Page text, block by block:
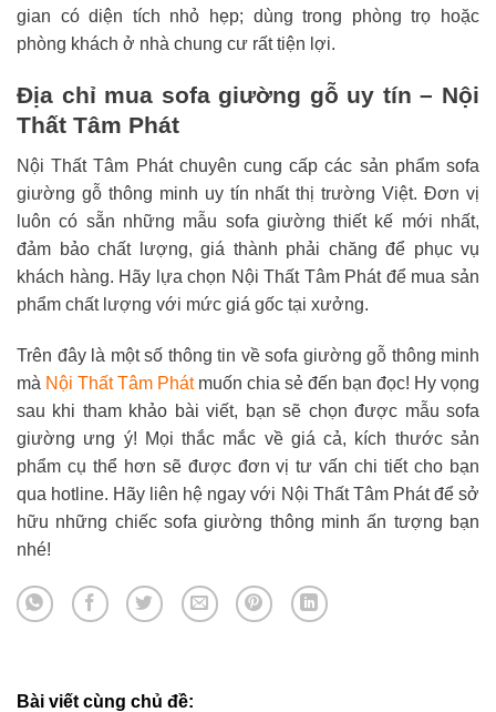
gian có diện tích nhỏ hẹp; dùng trong phòng trọ hoặc
phòng khách ở nhà chung cư rất tiện lợi.
Địa chỉ mua sofa giường gỗ uy tín – Nội
Thất Tâm Phát
Nội Thất Tâm Phát chuyên cung cấp các sản phẩm sofa
giường gỗ thông minh uy tín nhất thị trường Việt. Đơn vị
luôn có sẵn những mẫu sofa giường thiết kế mới nhất,
đảm bảo chất lượng, giá thành phải chăng để phục vụ
khách hàng. Hãy lựa chọn Nội Thất Tâm Phát để mua sản
phẩm chất lượng với mức giá gốc tại xưởng.
Trên đây là một số thông tin về sofa giường gỗ thông minh
mà Nội Thất Tâm Phátmuốn chia sẻ đến bạn đọc! Hy vọng
sau khi tham khảo bài viết, bạn sẽ chọn được mẫu sofa
giường ưng ý! Mọi thắc mắc về giá cả, kích thước sản
phẩm cụ thể hơn sẽ được đơn vị tư vấn chi tiết cho bạn
qua hotline. Hãy liên hệ ngay với Nội Thất Tâm Phát để sở
hữu những chiếc sofa giường thông minh ấn tượng bạn
nhé!
Bài viết cùng chủ đề: